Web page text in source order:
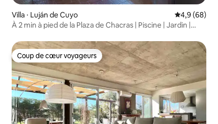
Villa ⋅ Luján de Cuyo Évaluation
4,9 (68)
À 2 min à pied de la Plaza de Chacras | Piscine | Jardin |
Coup de cœur voyageurs
Coup de cœur voyageurs